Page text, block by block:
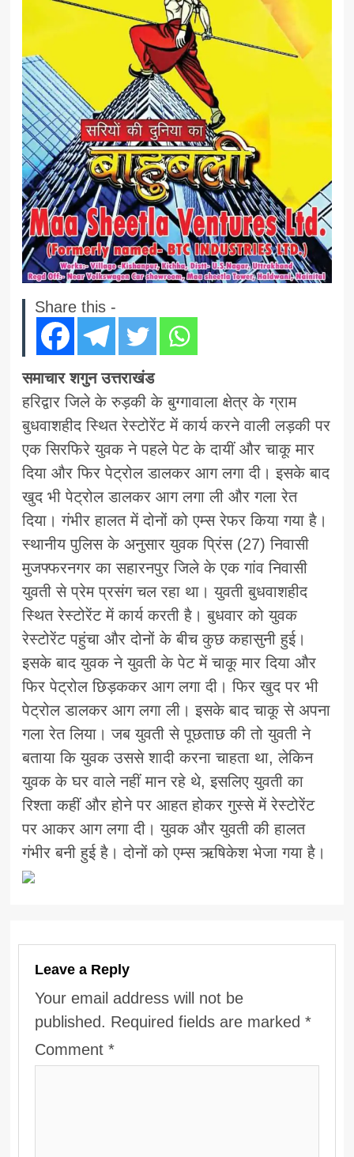
Share this -
समाचार शगुन उत्तराखंड
हरिद्वार जिले के रुड़की के बुग्गावाला क्षेत्र के ग्राम
बुधवाशहीद स्थित रेस्टोरेंट में कार्य करने वाली लड़की पर
एक सिरफिरे युवक ने पहले पेट के दायीं और चाकू मार
दिया और फिर पेट्रोल डालकर आग लगा दी। इसके बाद
खुद भी पेट्रोल डालकर आग लगा ली और गला रेत
दिया। गंभीर हालत में दोनों को एम्स रेफर किया गया है।
स्थानीय पुलिस के अनुसार युवक प्रिंस (27) निवासी
मुजफ्फरनगर का सहारनपुर जिले के एक गांव निवासी
युवती से प्रेम प्रसंग चल रहा था। युवती बुधवाशहीद
स्थित रेस्टोरेंट में कार्य करती है। बुधवार को युवक
रेस्टोरेंट पहुंचा और दोनों के बीच कुछ कहासुनी हुई।
इसके बाद युवक ने युवती के पेट में चाकू मार दिया और
फिर पेट्रोल छिड़ककर आग लगा दी। फिर खुद पर भी
पेट्रोल डालकर आग लगा ली। इसके बाद चाकू से अपना
गला रेत लिया। जब युवती से पूछताछ की तो युवती ने
बताया कि युवक उससे शादी करना चाहता था, लेकिन
युवक के घर वाले नहीं मान रहे थे, इसलिए युवती का
रिश्ता कहीं और होने पर आहत होकर गुस्से में रेस्टोरेंट
पर आकर आग लगा दी। युवक और युवती की हालत
गंभीर बनी हुई है। दोनों को एम्स ऋषिकेश भेजा गया है।
Leave a Reply
Your email address will not be
published. Required fields are marked*
Comment*